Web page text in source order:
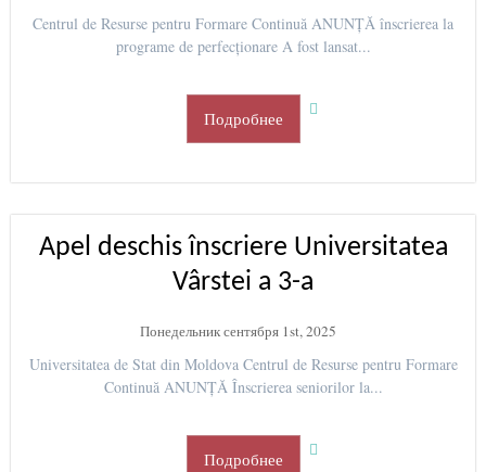
Centrul de Resurse pentru Formare Continuă ANUNȚĂ înscrierea la
programe de perfecționare A fost lansat...
Подробнее
Apel deschis înscriere Universitatea
Vârstei a 3-a
Понедельник сентября 1st, 2025
Universitatea de Stat din Moldova Centrul de Resurse pentru Formare
Continuă ANUNȚĂ Înscrierea seniorilor la...
Подробнее